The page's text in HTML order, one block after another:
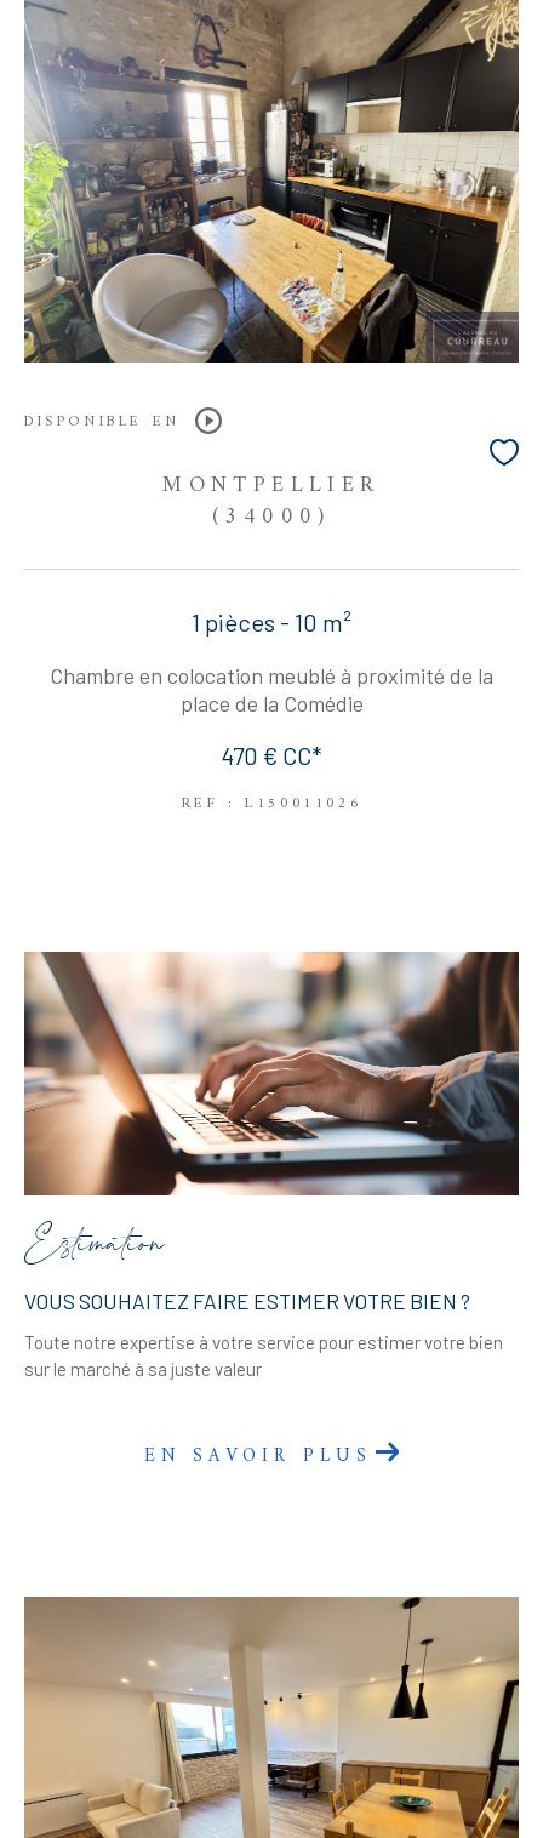
DISPONIBLE EN
MONTPELLIER
(34000)
1 pièces - 10 m²
Chambre en colocation meublé à proximité de la
place de la Comédie
470 € CC*
REF : L150011026
Estimation
VOUS SOUHAITEZ FAIRE ESTIMER VOTRE BIEN ?
Toute notre expertise à votre service pour estimer votre bien
sur le marché à sa juste valeur
EN SAVOIR PLUS